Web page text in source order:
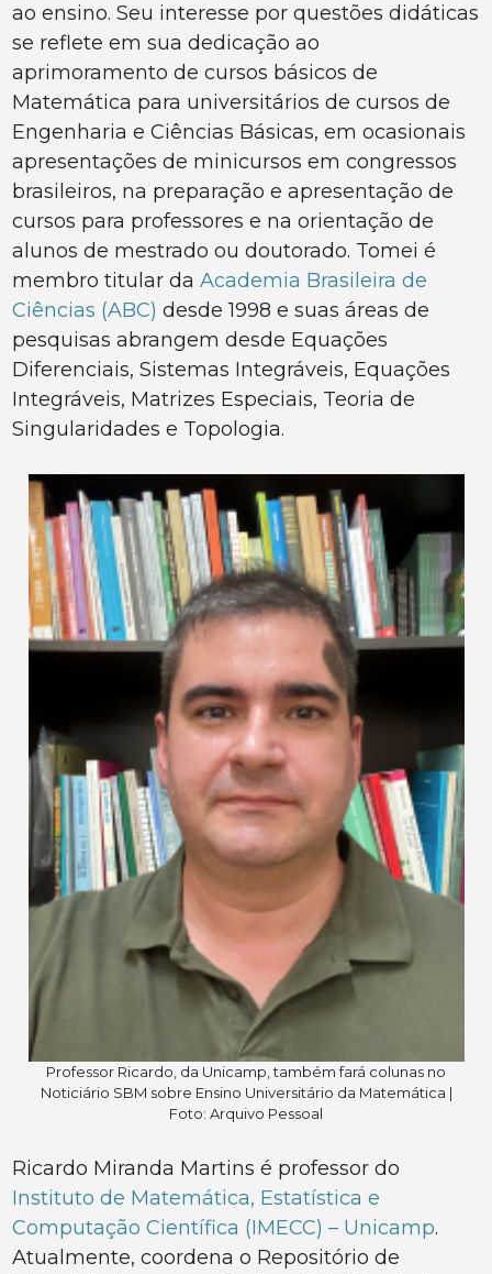
ao ensino. Seu interesse por questões didáticas
se reflete em sua dedicação ao
aprimoramento de cursos básicos de
Matemática para universitários de cursos de
Engenharia e Ciências Básicas, em ocasionais
apresentações de minicursos em congressos
brasileiros, na preparação e apresentação de
cursos para professores e na orientação de
alunos de mestrado ou doutorado. Tomei é
membro titular daAcademia Brasileira de
Ciências (ABC) desde 1998 e suas áreas de
pesquisas abrangem desde Equações
Diferenciais, Sistemas Integráveis, Equações
Integráveis, Matrizes Especiais, Teoria de
Singularidades e Topologia.
Professor Ricardo, da Unicamp, também fará colunas no
Noticiário SBM sobre Ensino Universitário da Matemática |
Foto: Arquivo Pessoal
Ricardo Miranda Martins é professor do
Instituto de Matemática, Estatística e
Computação Científica (IMECC) – Unicamp.
Atualmente, coordena o Repositório de